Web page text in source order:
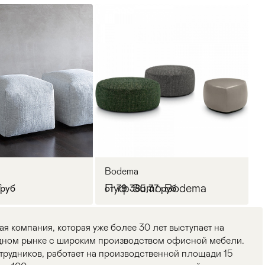
Bodema
Пуф Sumo Bodema
от 79 385,37 руб
компания, которая уже более 30 лет выступает на
рынке с широким производством офисной мебели.
работает на производственной площади 15